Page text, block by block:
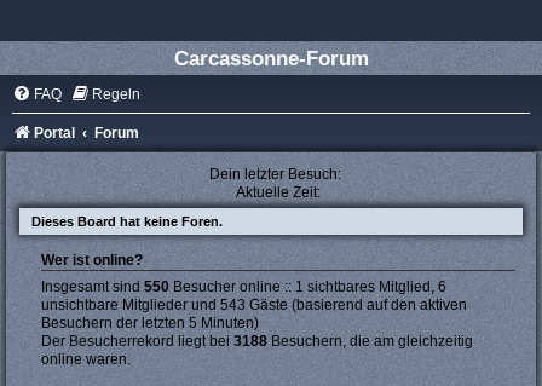
Carcassonne-Forum
FAQ Regeln
Portal Forum
Dein letzter Besuch:
Aktuelle Zeit:
Dieses Board hat keine Foren.
Wer ist online?
Insgesamt sind550Besucher online :: 1 sichtbares Mitglied, 6
unsichtbare Mitglieder und 543 Gäste (basierend auf den aktiven
Besuchern der letzten 5 Minuten)
Der Besucherrekord liegt bei3188Besuchern, die am gleichzeitig
online waren.